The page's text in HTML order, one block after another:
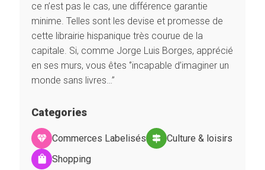
ce n’est pas le cas, une différence garantie
minime. Telles sont les devise et promesse de
cette librairie hispanique très courue de la
capitale. Si, comme Jorge Luis Borges, apprécié
en ses murs, vous êtes ‘’incapable d’imaginer un
monde sans livres…’’
Categories
Commerces Labelisés
Culture & loisirs
Shopping